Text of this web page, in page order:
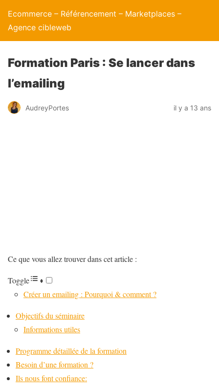
Ecommerce – Référencement – Marketplaces –
Agence cibleweb
Formation Paris : Se lancer dans
l’emailing
AudreyPortes il y a 13 ans
Ce que vous allez trouver dans cet article :
Toggle
Créer un emailing : Pourquoi & comment ?
Objectifs du séminaire
Informations utiles
Programme détaillée de la formation
Besoin d’une formation ?
Ils nous font confiance: